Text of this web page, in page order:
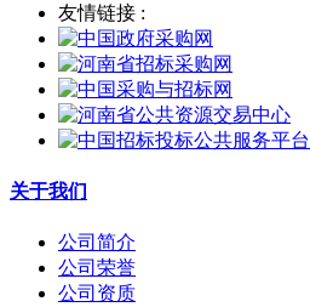
友情链接 :
关于我们
公司简介
公司荣誉
公司资质